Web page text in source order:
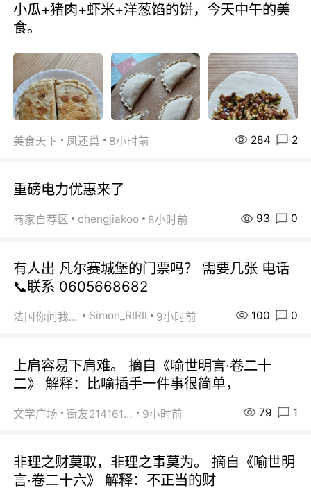
小瓜+猪肉+虾米+洋葱馅的饼，今天中午的美
食。
美食天下 凤还巢 8小时前 284 2
重磅电力优惠来了
商家自荐区 chengjiakoo 8小时前 93 0
有人出 凡尔赛城堡的门票吗？ 需要几张 电话
📞联系 0605668682
法国你问我答 Simon_RIRIl 9小时前 100 0
上肩容易下肩难。 摘自《喻世明言·卷二十
二》 解释：比喻插手一件事很简单，
文学广场 街友21416156 9小时前 79 1
非理之财莫取，非理之事莫为。 摘自《喻世明
言·卷二十六》 解释：不正当的财